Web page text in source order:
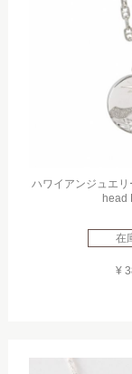
ハワイアンジュエ
head
在
¥